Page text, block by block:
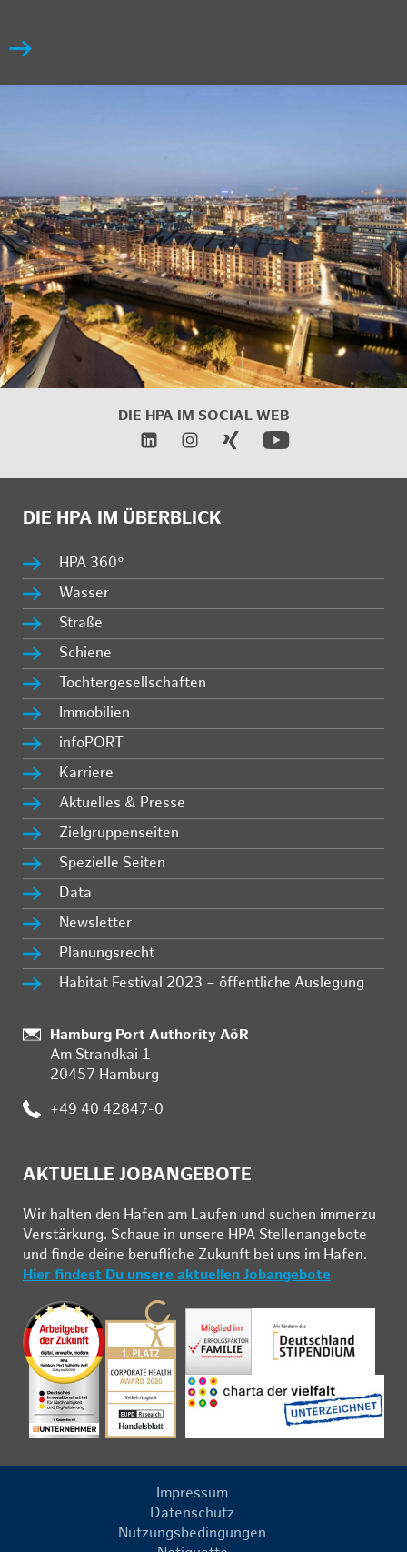
DIE HPA IM SOCIAL WEB
DIE HPA IM ÜBERBLICK
HPA 360°
Wasser
Straße
Schiene
Tochtergesellschaften
Immobilien
infoPORT
Karriere
Aktuelles & Presse
Zielgruppenseiten
Spezielle Seiten
Data
Newsletter
Planungsrecht
Habitat Festival 2023 – öffentliche Auslegung
:
Hamburg Port Authority AöR
Am Strandkai 1
20457 Hamburg
: +49 40 42847-0
AKTUELLE JOBANGEBOTE
Wir hal­ten den Ha­fen am Lau­fen und su­chen im­mer­zu
Ver­stär­kung. Schau­e in un­se­re HPA Stel­len­an­ge­bo­te
und fin­de deine be­ruf­li­che Zu­kunft bei uns im Ha­fen.
Hier findest Du unsere aktuellen Jobangebote
Impressum
Datenschutz
Nutzungsbedingungen